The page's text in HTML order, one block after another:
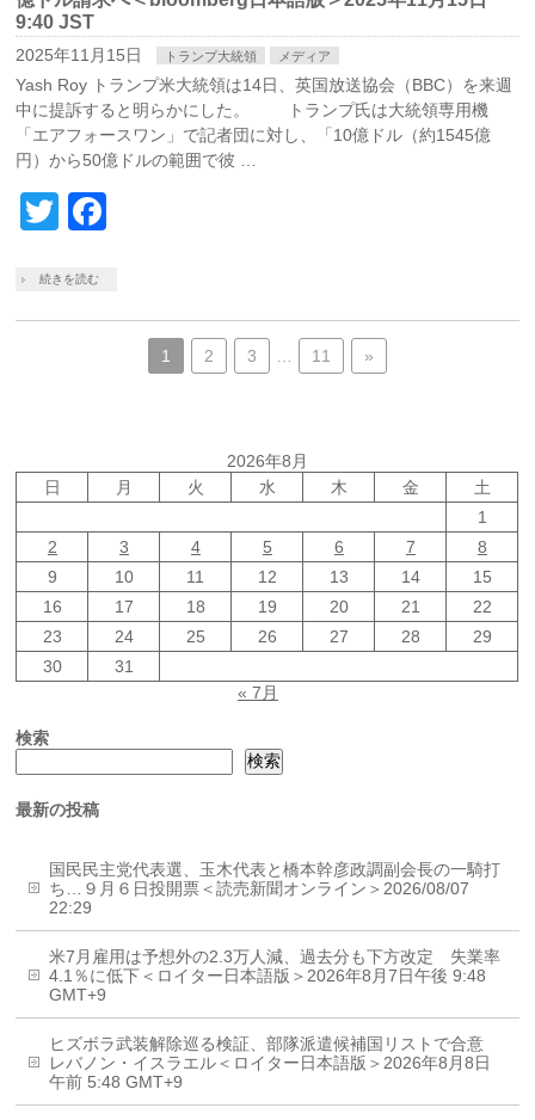
9:40 JST
2025年11月15日 トランプ大統領 メディア
Yash Roy トランプ米大統領は14日、英国放送協会（BBC）を来週
中に提訴すると明らかにした。 トランプ氏は大統領専用機
「エアフォースワン」で記者団に対し、「10億ドル（約1545億
円）から50億ドルの範囲で彼 …
Twitter
続きを読む
1 2 3 11 »
2026年8月
日
月 火 水 木 金
土
1
2
3 4 5 6 7
8
9
10 11 12 13 14
15
16
17 18 19 20 21
22
23
24 25 26 27 28
29
30
31
« 7月
検索
検索
最新の投稿
国民民主党代表選、玉木代表と橋本幹彦政調副会長の一騎打
ち…９月６日投開票＜読売新聞オンライン＞2026/08/07
22:29
米7月雇用は予想外の2.3万人減、過去分も下方改定 失業率
4.1％に低下＜ロイター日本語版＞2026年8月7日午後 9:48
GMT+9
ヒズボラ武装解除巡る検証、部隊派遣候補国リストで合意
レバノン・イスラエル＜ロイター日本語版＞2026年8月8日
午前 5:48 GMT+9